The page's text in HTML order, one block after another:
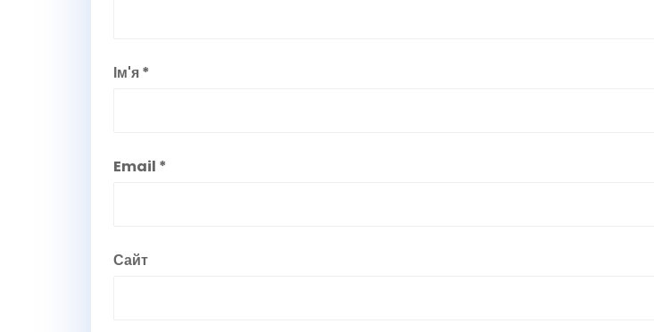
Ім'я*
Email *
Сайт